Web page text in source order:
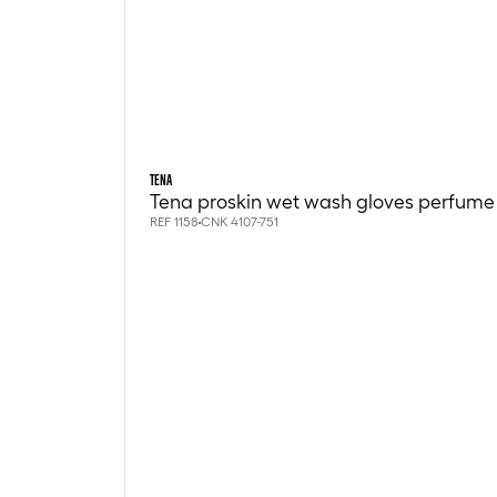
TENA
Tena proskin wet wash gloves
REF 1158CNK 4107-751